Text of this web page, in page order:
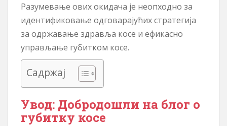
Разумевање ових окидача је неопходно за
идентификовање одговарајућих стратегија
за одржавање здравља косе и ефикасно
управљање губитком косе.
Садржај
Увод: Добродошли на блог о
губитку косе